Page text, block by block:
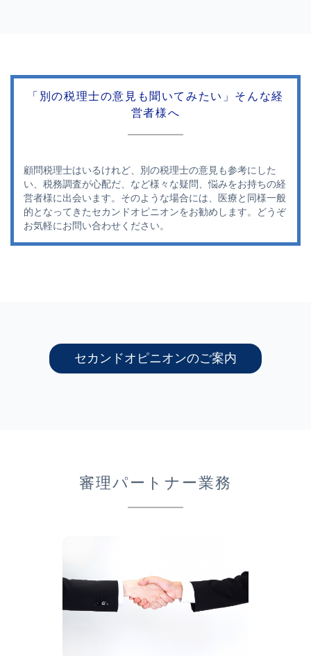
「別の税理士の意見も聞いてみたい」そんな経
営者様へ
顧問税理士はいるけれど、別の税理士の意見も参考にした
い、税務調査が心配だ、など様々な疑問、悩みをお持ちの経
営者様に出会います。そのような場合には、医療と同様一般
的となってきたセカンドオピニオンをお勧めします。どうぞ
お気軽にお問い合わせください。
セカンドオピニオンのご案内
審理パートナー業務